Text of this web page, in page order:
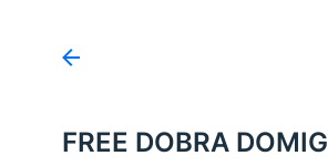
FREE DOBRA